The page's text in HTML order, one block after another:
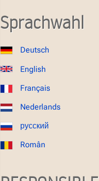
Sprachwahl
Deutsch
English
Français
Nederlands
русский
Român